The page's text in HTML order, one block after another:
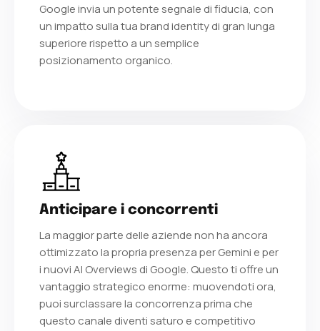
Google invia un potente segnale di fiducia, con
un impatto sulla tua brand identity di gran lunga
superiore rispetto a un semplice
posizionamento organico.
Anticipare i concorrenti
La maggior parte delle aziende non ha ancora
ottimizzato la propria presenza per Gemini e per
i nuovi AI Overviews di Google. Questo ti offre un
vantaggio strategico enorme: muovendoti ora,
puoi surclassare la concorrenza prima che
questo canale diventi saturo e competitivo